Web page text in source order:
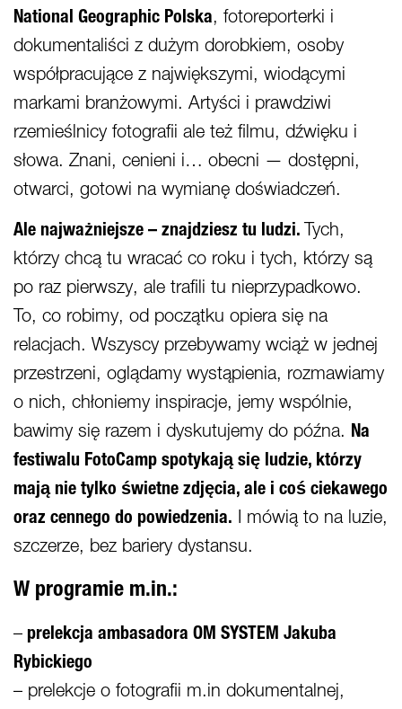
National Geographic Polska, fotoreporterki i
dokumentaliści z dużym dorobkiem, osoby
współpracujące z największymi, wiodącymi
markami branżowymi. Artyści i prawdziwi
rzemieślnicy fotografii ale też filmu, dźwięku i
słowa. Znani, cenieni i… obecni — dostępni,
otwarci, gotowi na wymianę doświadczeń.
Ale najważniejsze – znajdziesz tu ludzi. Tych,
którzy chcą tu wracać co roku i tych, którzy są
po raz pierwszy, ale trafili tu nieprzypadkowo.
To, co robimy, od początku opiera się na
relacjach. Wszyscy przebywamy wciąż w jednej
przestrzeni, oglądamy wystąpienia, rozmawiamy
o nich, chłoniemy inspiracje, jemy wspólnie,
bawimy się razem i dyskutujemy do późna. Na
festiwalu FotoCamp spotykają się ludzie, którzy
mają nie tylko świetne zdjęcia, ale i coś ciekawego
oraz cennego do powiedzenia. I mówią to na luzie,
szczerze, bez bariery dystansu.
W programie m.in.:
– prelekcja ambasadora OM SYSTEM Jakuba
Rybickiego
– prelekcje o fotografii m.in dokumentalnej,